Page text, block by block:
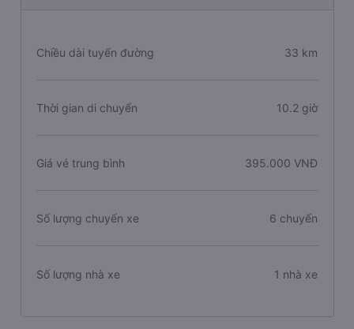
Chiều dài tuyến đường 33 km
Thời gian di chuyển 10.2 giờ
Giá vé trung bình 395.000 VNĐ
Số lượng chuyến xe 6 chuyến
Số lượng nhà xe 1 nhà xe